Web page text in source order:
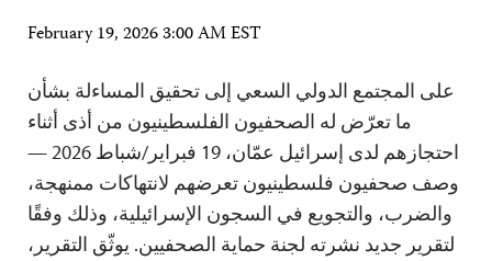
February 19, 2026 3:00 AM EST
على المجتمع الدولي السعي إلى تحقيق المساءلة بشأن
ما تعرّض له الصحفيون الفلسطينيون من أذى أثناء
احتجازهم لدى إسرائيل عمّان، 19 فبراير/شباط 2026 —
وصف صحفيون فلسطينيون تعرضهم لانتهاكات ممنهجة،
والضرب، والتجويع في السجون الإسرائيلية، وذلك وفقًا
لتقرير جديد نشرته لجنة حماية الصحفيين. يوثّق التقرير،